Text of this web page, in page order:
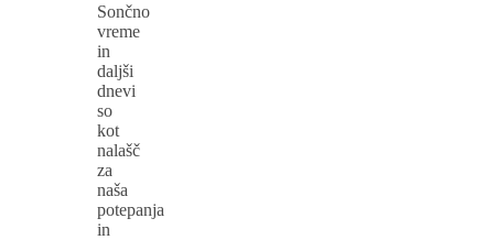
Sončno
vreme
in
daljši
dnevi
so
kot
nalašč
za
naša
potepanja
in